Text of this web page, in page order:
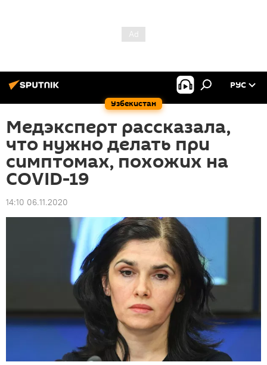
Узбекистан
РУС
Медэксперт рассказала,
что нужно делать при
симптомах, похожих на
COVID-19
14:10 06.11.2020